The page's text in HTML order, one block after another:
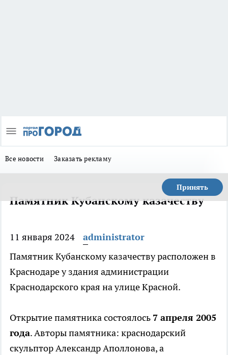
Все новости Заказать рекламу
Принять
Памятник Кубанскому казачеству
11 января 2024
administrator
Памятник Кубанскому казачеству расположен в
Краснодаре у здания администрации
Краснодарского края на улице Красной.
Открытие памятника состоялось 7 апреля 2005
года. Авторы памятника: краснодарский
скульптор Александр Аполлонова, а